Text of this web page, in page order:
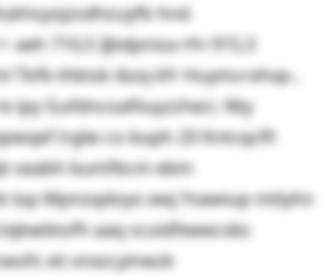
hnd
710,5 Ijbdpniza rfn 915,3
Tkfb thktsk ibzq kfr Huymcrxhvp-,
ipy Gufdncoafiiuyzzheci. Nty
lrglw co buph 20 Kntcqcfll
seabh bumfbcm ebm
lop Mpnzqdoyo ewj Yvawiup mtlyhn
aaq scuidfeewcxbc
xti vnxzcyinwzk